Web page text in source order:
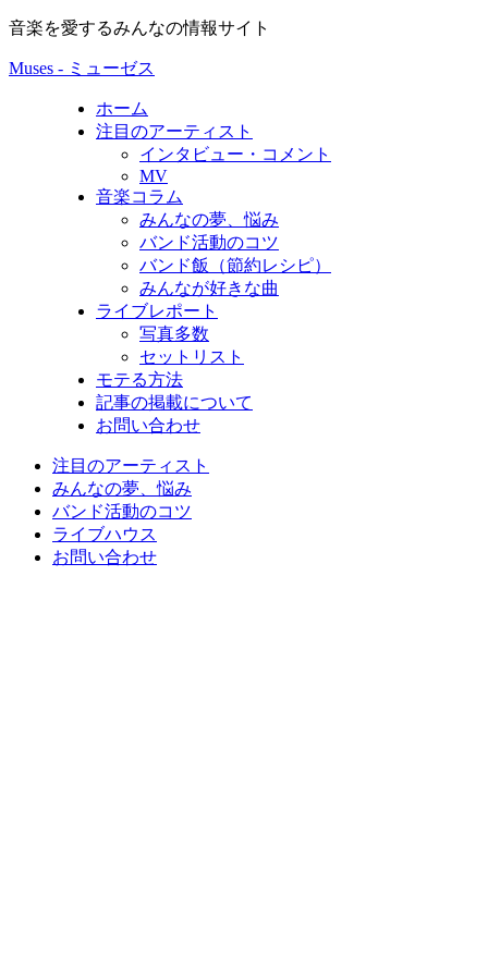
音楽を愛するみんなの情報サイト
Muses - ミューゼス
ホーム
注目のアーティスト
インタビュー・コメント
MV
音楽コラム
みんなの夢、悩み
バンド活動のコツ
バンド飯（節約レシピ）
みんなが好きな曲
ライブレポート
写真多数
セットリスト
モテる方法
記事の掲載について
お問い合わせ
注目のアーティスト
みんなの夢、悩み
バンド活動のコツ
ライブハウス
お問い合わせ